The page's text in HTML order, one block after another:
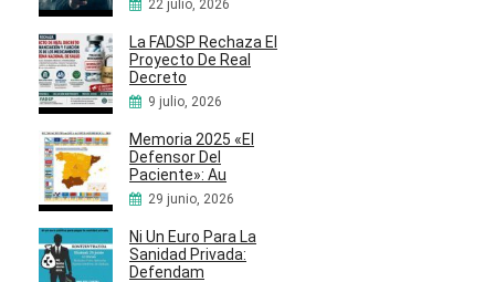
22 julio, 2026
La FADSP Rechaza El
Proyecto De Real
Decreto
9 julio, 2026
Memoria 2025 «El
Defensor Del
Paciente»: Au
29 junio, 2026
Ni Un Euro Para La
Sanidad Privada:
Defendam